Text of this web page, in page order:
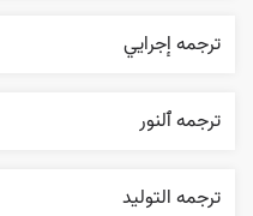
ترجمه إجرایي
ترجمه ٱلنور
ترجمه التوليد